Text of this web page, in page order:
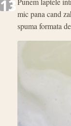
13mic pana cand
spuma formata